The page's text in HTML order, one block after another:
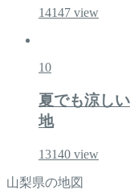
14147 view
10
夏でも涼し
地
13140 view
山梨県の地図